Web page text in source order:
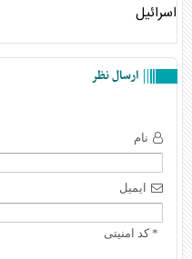
اسرائیل
ارسال نظر
نام
ایمیل
* کد امنیتی